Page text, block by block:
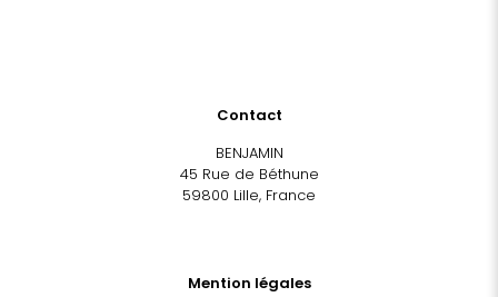
Contact
BENJAMIN
45 Rue de Béthune
59800 Lille, France
Mention légales